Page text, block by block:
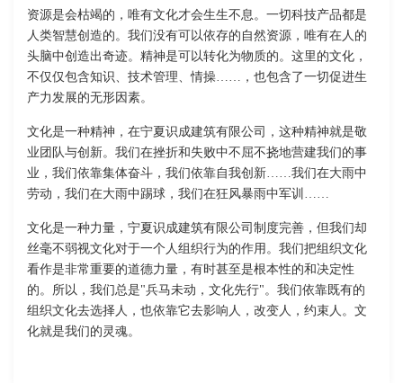
资源是会枯竭的，唯有文化才会生生不息。一切科技产品都是
人类智慧创造的。我们没有可以依存的自然资源，唯有在人的
头脑中创造出奇迹。精神是可以转化为物质的。这里的文化，
不仅仅包含知识、技术管理、情操……，也包含了一切促进生
产力发展的无形因素。
文化是一种精神，在宁夏识成建筑有限公司，这种精神就是敬
业团队与创新。我们在挫折和失败中不屈不挠地营建我们的事
业，我们依靠集体奋斗，我们依靠自我创新……我们在大雨中
劳动，我们在大雨中踢球，我们在狂风暴雨中军训……
文化是一种力量，宁夏识成建筑有限公司制度完善，但我们却
丝毫不弱视文化对于一个人组织行为的作用。我们把组织文化
看作是非常重要的道德力量，有时甚至是根本性的和决定性
的。所以，我们总是"兵马未动，文化先行"。我们依靠既有的
组织文化去选择人，也依靠它去影响人，改变人，约束人。文
化就是我们的灵魂。